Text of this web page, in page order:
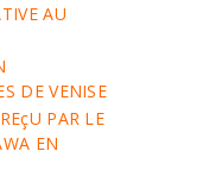
AU
DE VENISE
PAR LE
EN